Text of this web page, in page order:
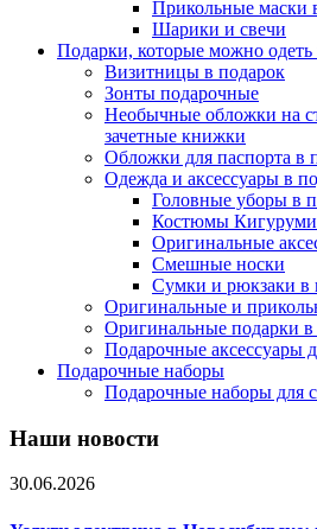
Прикольные маски
Шарики и свечи
Подарки, которые можно одеть
Визитницы в подарок
Зонты подарочные
Необычные обложки на
зачетные книжки
Обложки для паспорта в
Одежда и аксессуары в
Головные уборы в
Костюмы Кигуруми
Оригинальные
Смешные носки
Сумки и рюкзаки в
Оригинальные и
Оригинальные подарки в
Подарочные аксессуары
Подарочные наборы
Подарочные наборы для
Наши новости
30.06.2026